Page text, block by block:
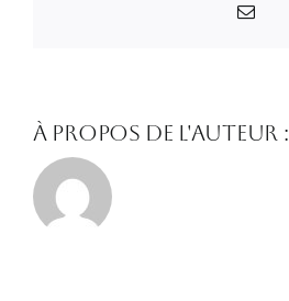
Email
À propos de l'auteur :